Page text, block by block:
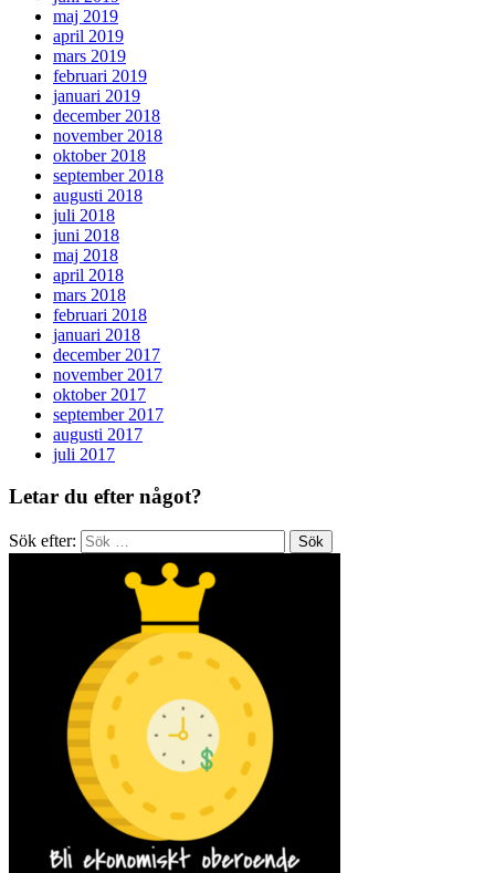
maj 2019
april 2019
mars 2019
februari 2019
januari 2019
december 2018
november 2018
oktober 2018
september 2018
augusti 2018
juli 2018
juni 2018
maj 2018
april 2018
mars 2018
februari 2018
januari 2018
december 2017
november 2017
oktober 2017
september 2017
augusti 2017
juli 2017
Letar du efter något?
Sök efter: